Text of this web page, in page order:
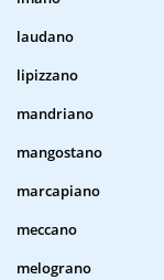
laudano
lipizzano
mandriano
mangostano
marcapiano
meccano
melograno